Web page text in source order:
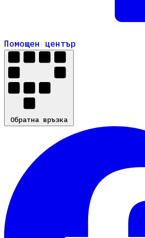
Помощен център
Помощен център
Обратна връзка
Обратна връзка